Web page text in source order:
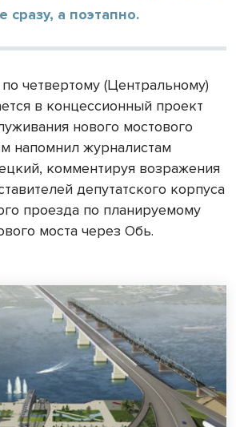
сразу, а поэтапно.
четвертому (Центральному)
в концессионный проект
нового мостового
напомнил журналистам
комментируя возражения
депутатского корпуса
проезда по планируемому
моста через Обь.